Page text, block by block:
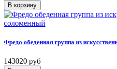
Фредо обеденная группа из
143020 руб